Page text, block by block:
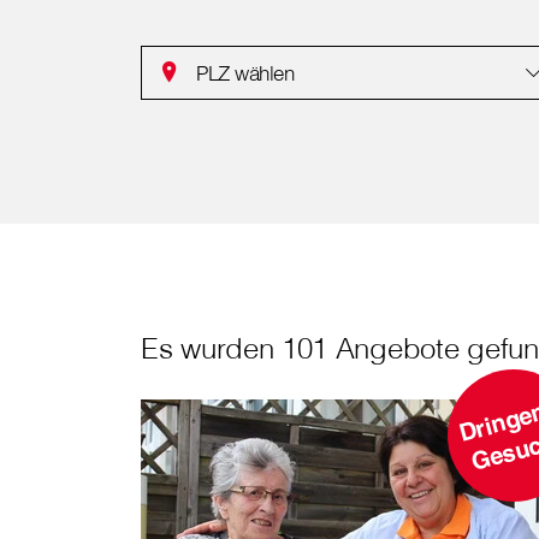
PLZ wählen
Es wurden 101 Angebote